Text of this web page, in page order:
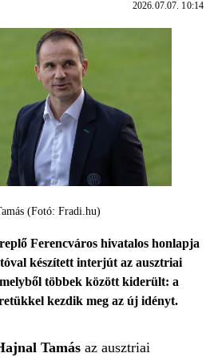
2026.07.07. 10:14
(Fotó: Fradi.hu)
Ferencváros hivatalos honlapja
készített interjút az ausztriai
többek között kiderült: a
kezdik meg az új idényt.
Tamás az ausztriai